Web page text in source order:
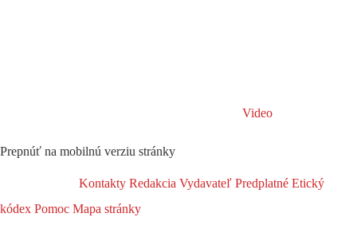
Video
Prepnúť na mobilnú verziu stránky
Kontakty Redakcia Vydavateľ Predplatné Etický
kódex Pomoc Mapa stránky